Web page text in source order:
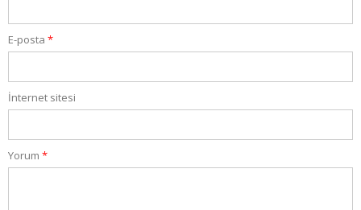
E-posta *
İnternet sitesi
Yorum *